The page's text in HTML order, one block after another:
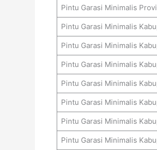
Pintu Garasi Minimalis
Pintu Garasi Minimalis
Pintu Garasi Minimalis
Pintu Garasi Minimalis
Pintu Garasi Minimalis
Pintu Garasi Minimalis
Pintu Garasi Minimalis
Pintu Garasi Minimalis